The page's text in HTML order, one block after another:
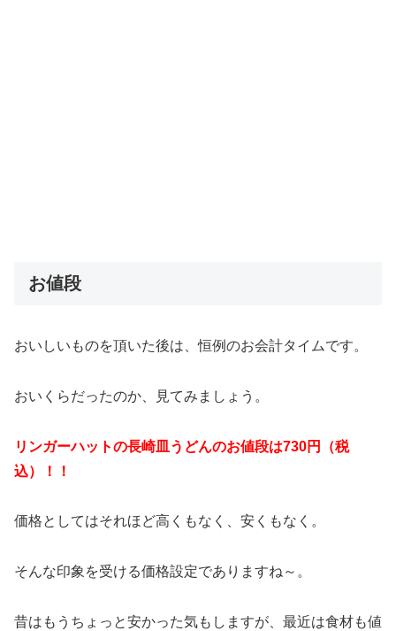
お値段
おいしいものを頂いた後は、恒例のお会計タイムです。
おいくらだったのか、見てみましょう。
リンガーハットの長崎皿うどんのお値段は730円（税
込）！！
価格としてはそれほど高くもなく、安くもなく。
そんな印象を受ける価格設定でありますね～。
昔はもうちょっと安かった気もしますが、最近は食材も値